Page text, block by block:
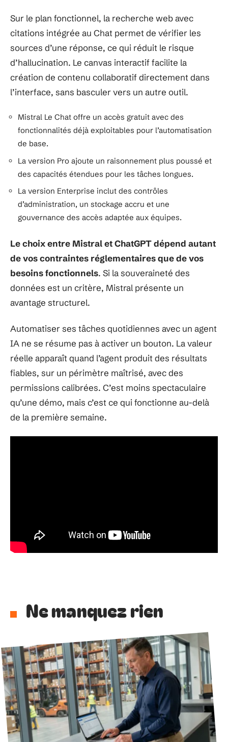
Sur le plan fonctionnel, la recherche web avec
citations intégrée au Chat permet de vérifier les
sources d’une réponse, ce qui réduit le risque
d’hallucination. Le canvas interactif facilite la
création de contenu collaboratif directement dans
l’interface, sans basculer vers un autre outil.
Mistral Le Chat offre un accès gratuit avec des
fonctionnalités déjà exploitables pour l’automatisation
de base.
La version Pro ajoute un raisonnement plus poussé et
des capacités étendues pour les tâches longues.
La version Enterprise inclut des contrôles
d’administration, un stockage accru et une
gouvernance des accès adaptée aux équipes.
Le choix entre Mistral et ChatGPT dépend autant
de vos contraintes réglementaires que de vos
besoins fonctionnels. Si la souveraineté des
données est un critère, Mistral présente un
avantage structurel.
Automatiser ses tâches quotidiennes avec un agent
IA ne se résume pas à activer un bouton. La valeur
réelle apparaît quand l’agent produit des résultats
fiables, sur un périmètre maîtrisé, avec des
permissions calibrées. C’est moins spectaculaire
qu’une démo, mais c’est ce qui fonctionne au-delà
de la première semaine.
Ne manquez rien